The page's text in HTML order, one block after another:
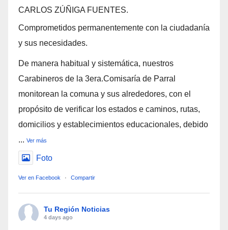
CARLOS ZÚÑIGA FUENTES.
Comprometidos permanentemente con la ciudadanía
y sus necesidades.
De manera habitual y sistemática, nuestros
Carabineros de la 3era.Comisaría de Parral
monitorean la comuna y sus alrededores, con el
propósito de verificar los estados e caminos, rutas,
domicilios y establecimientos educacionales, debido
... Ver más
Foto
Ver en Facebook · Compartir
Tu Región Noticias
4 days ago